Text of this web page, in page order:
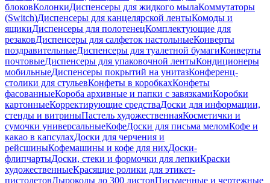
блоковКолонкиДиспенсеры для жидкого мылаКоммутаторы
(Switch)Диспенсеры для канцелярской лентыКомоды и
ящикиДиспенсеры для полотенецКомплектующие для
резаковДиспенсеры для салфеток настольныеКонверты
поздравительныеДиспенсеры для туалетной бумагиКонверты
почтовыеДиспенсеры для упаковочной лентыКондиционеры
мобильныеДиспенсеры покрытий на унитазКонференц-
столики для стульевКонфеты в коробкахКонфеты
фасованныеКороба архивные и папки с завязкамиКоробки
картонныеКорректирующие средстваДоски для информации,
стенды и витриныПастель художественнаяКосметички и
сумочки универсальныеКофеДоски для письма меломКофе и
какао в капсулахДоски для черчения и
рейсшиныКофемашины и кофе для нихДоски-
флипчартыДоски, стеки и формочки для лепкиКраски
художественныеКрасящие ролики для этикет-
пистолетовДыроколы до 300 листовПисьменные и чертежные